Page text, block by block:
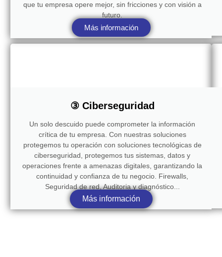
que tu empresa opere mejor, sin fricciones y con visión a
futuro.
Más información
③ Ciberseguridad
Un solo descuido puede comprometer la información
crítica de tu empresa. Con nuestras soluciones
protegemos tu operación con soluciones tecnológicas de
ciberseguridad, protegemos tus sistemas, datos y
operaciones frente a amenazas digitales, garantizando la
continuidad y confianza de tu negocio. Firewalls,
Seguridad de red, Auditoria y diagnóstico...
Más información